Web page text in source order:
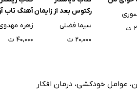
رکتوس بعد از زایمان
و رازهای درمان آن
سیما فضلی
۲۰,۰۰۰ ت
آهنگ تاب
زهره
۴۰,۰۰۰ ت
، عوامل خودکشی، درمان افکار